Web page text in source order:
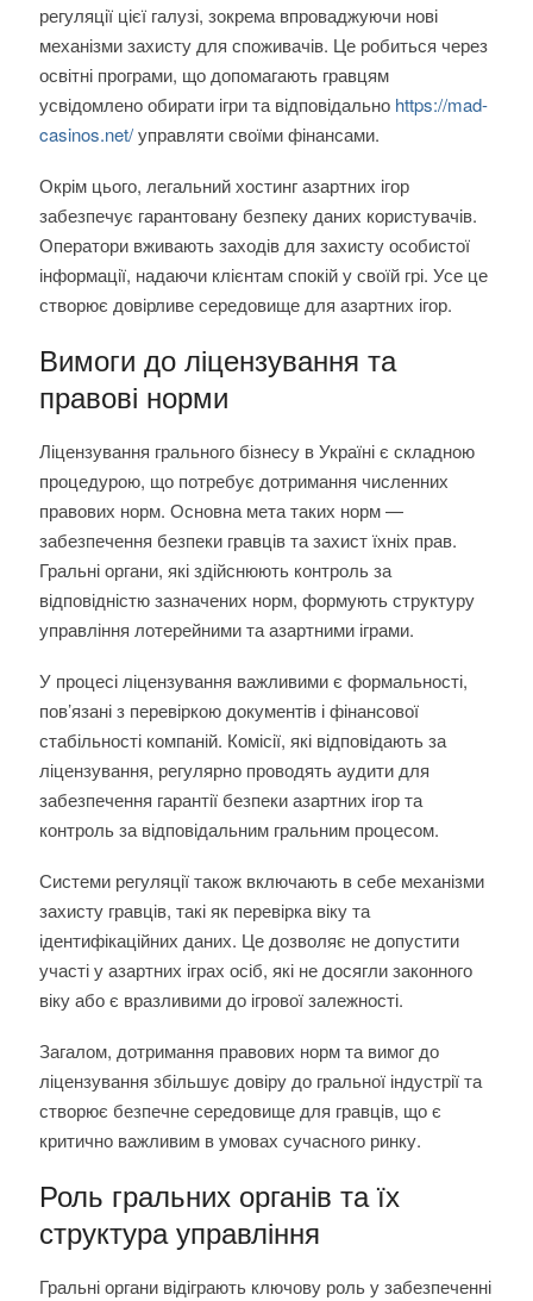
регуляції цієї галузі, зокрема впроваджуючи нові
механізми захисту для споживачів. Це робиться через
освітні програми, що допомагають гравцям
усвідомлено обирати ігри та відповідально https://mad-
casinos.net/управляти своїми фінансами.
Окрім цього, легальний хостинг азартних ігор
забезпечує гарантовану безпеку даних користувачів.
Оператори вживають заходів для захисту особистої
інформації, надаючи клієнтам спокій у своїй грі. Усе це
створює довірливе середовище для азартних ігор.
Вимоги до ліцензування та
правові норми
Ліцензування грального бізнесу в Україні є складною
процедурою, що потребує дотримання численних
правових норм. Основна мета таких норм —
забезпечення безпеки гравців та захист їхніх прав.
Гральні органи, які здійснюють контроль за
відповідністю зазначених норм, формують структуру
управління лотерейними та азартними іграми.
У процесі ліцензування важливими є формальності,
пов’язані з перевіркою документів і фінансової
стабільності компаній. Комісії, які відповідають за
ліцензування, регулярно проводять аудити для
забезпечення гарантії безпеки азартних ігор та
контроль за відповідальним гральним процесом.
Системи регуляції також включають в себе механізми
захисту гравців, такі як перевірка віку та
ідентифікаційних даних. Це дозволяє не допустити
участі у азартних іграх осіб, які не досягли законного
віку або є вразливими до ігрової залежності.
Загалом, дотримання правових норм та вимог до
ліцензування збільшує довіру до гральної індустрії та
створює безпечне середовище для гравців, що є
критично важливим в умовах сучасного ринку.
Роль гральних органів та їх
структура управління
Гральні органи відіграють ключову роль у забезпеченні